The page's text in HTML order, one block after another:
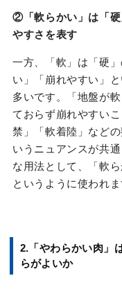
②「軟らかい」は「
やすさを表す
一方、「軟」は「硬
い」「崩れやすい」
多いです。「地盤が
ておらず崩れやすい
禁」「軟着陸」など
いうニュアンスが共
な用法として、「軟
というように使われま
2.「やわらかい肉」
らがよいか